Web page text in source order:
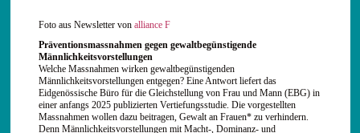
Foto aus Newsletter von alliance F
Präventionsmassnahmen gegen gewaltbegünstigende
Männlichkeitsvorstellungen
Welche Massnahmen wirken gewaltbegünstigenden
Männlichkeitsvorstellungen entgegen? Eine Antwort liefert das
Eidgenössische Büro für die Gleichstellung von Frau und Mann (EBG) in
einer anfangs 2025 publizierten Vertiefungsstudie. Die vorgestellten
Massnahmen wollen dazu beitragen, Gewalt an Frauen* zu verhindern.
Denn Männlichkeitsvorstellungen mit Macht-, Dominanz- und